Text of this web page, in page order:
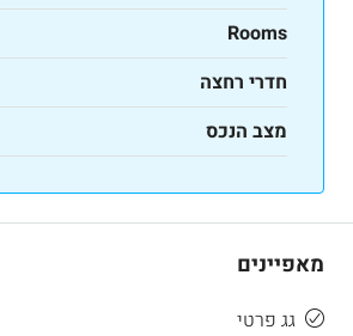
Rooms
חדרי רחצה
מצב הנכס
מאפיינים
גג פרטי